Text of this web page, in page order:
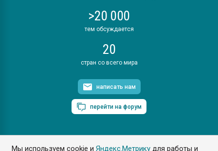
Мы используем cookie иЯндекс.Метрику для работы и
>20 000
тем обсуждается
20
стран со всего мира
написать нам
перейти на форум
ПластЭксперт © 2006. Все права защищены